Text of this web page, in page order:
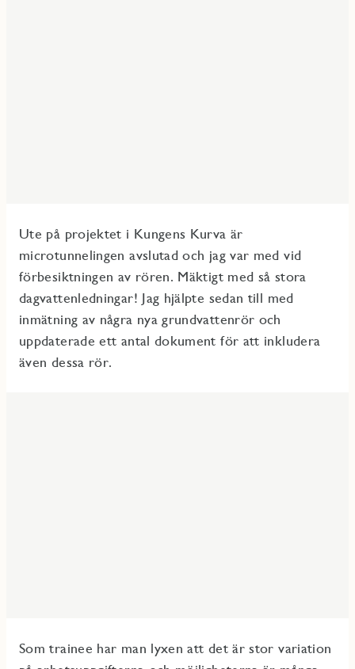
Ute på projektet i Kungens Kurva är
microtunnelingen avslutad och jag var med vid
förbesiktningen av rören. Mäktigt med så stora
dagvattenledningar! Jag hjälpte sedan till med
inmätning av några nya grundvattenrör och
uppdaterade ett antal dokument för att inkludera
även dessa rör.
Som trainee har man lyxen att det är stor variation